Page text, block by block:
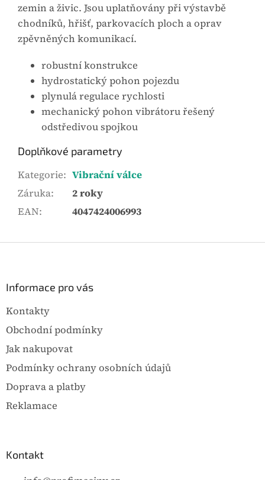
zemin a živic. Jsou uplatňovány při výstavbě
chodníků, hřišť, parkovacích ploch a oprav
zpěvněných komunikací.
robustní konstrukce
hydrostatický pohon pojezdu
plynulá regulace rychlosti
mechanický pohon vibrátoru řešený
odstředivou spojkou
Doplňkové parametry
Kategorie: Vibrační válce
Záruka:
2 roky
EAN: 4047424006993
Informace pro vás
Kontakty
Obchodní podmínky
Jak nakupovat
Podmínky ochrany osobních údajů
Doprava a platby
Reklamace
Kontakt